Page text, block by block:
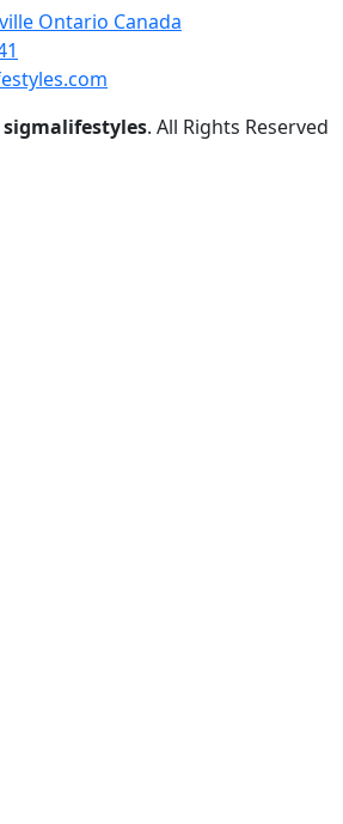
Ontario Canada
sigmalifestyles. All Rights Reserved